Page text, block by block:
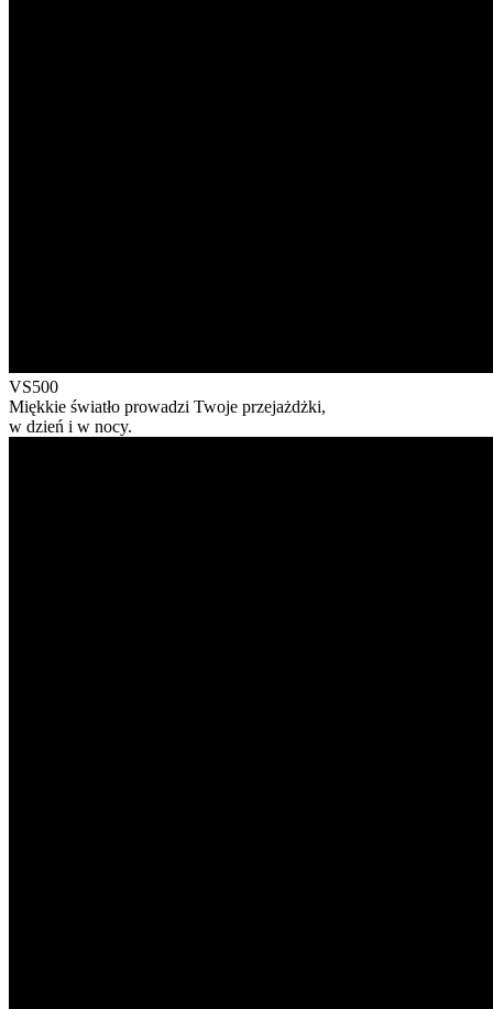
VS500
Miękkie światło prowadzi Twoje przejażdżki,
w dzień i w nocy.